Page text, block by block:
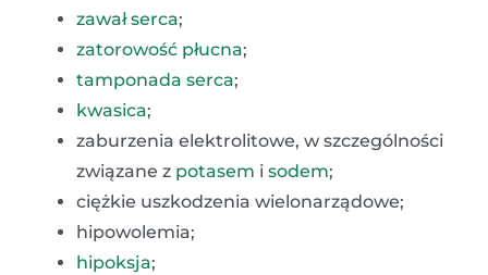
zawał serca;
zatorowość płucna;
tamponada serca;
kwasica;
zaburzenia elektrolitowe, w szczególności
związane z potasem i sodem;
ciężkie uszkodzenia wielonarządowe;
hipowolemia;
hipoksja;